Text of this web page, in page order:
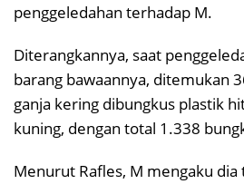
penggeledahan terhadap M.
Diterangkannya, saat
barang bawaannya, ditemukan
ganja kering dibungkus plastik
kuning, dengan total 1.338
Menurut Rafles, M mengaku dia